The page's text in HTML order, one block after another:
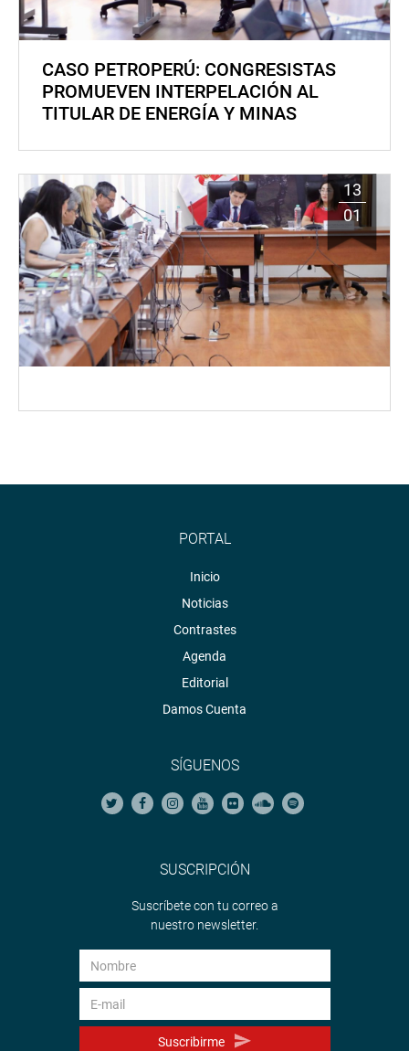
CASO PETROPERÚ: CONGRESISTAS
PROMUEVEN INTERPELACIÓN AL
TITULAR DE ENERGÍA Y MINAS
13
01
PORTAL
Inicio
Noticias
Contrastes
Agenda
Editorial
Damos Cuenta
SÍGUENOS
SUSCRIPCIÓN
Suscríbete con tu correo a
nuestro newsletter.
Suscribirme